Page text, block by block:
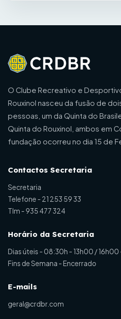
O Clube Recreativo e
Rouxinol nasceu da fusão de
pessoas, um da Quinta do
Quinta do Rouxinol, ambos em
fundação ocorreu no dia 15 de
Contactos Secretaria
Secretaria
Telefone - 21 253 59 33
Tlm - 935 477 324
Horário da Secretaria
Dias úteis - 08:30h - 13h00 / 16h00
Fins de Semana - Encerrado
E-mails
geral@crdbr.com